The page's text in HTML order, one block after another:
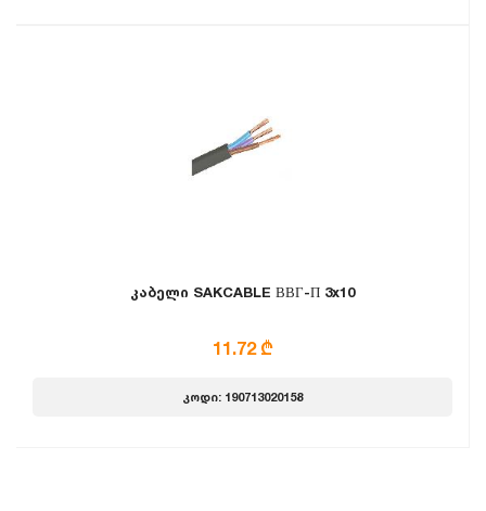
კაბელი SAKCABLE ВВГ-П 3x10
11.72 ₾
კოდი: 190713020158